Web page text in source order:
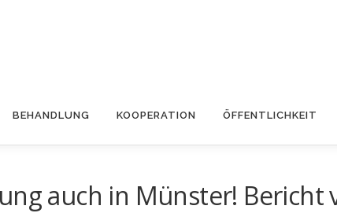
BEHANDLUNG KOOPERATION ÖFFENTLICHKEIT
auch in Münster! Bericht